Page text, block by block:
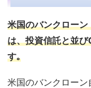
米国のバンクロー
は、投資信託と並
す｡
米国のバンクロー